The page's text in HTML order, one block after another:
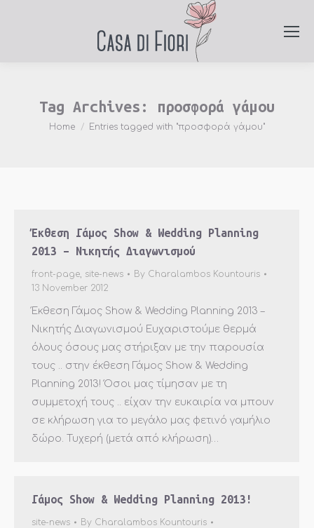
Tag Archives: προσφορά γάμου
You are here:
Home Entries tagged with "προσφορά γάμου"
Έκθεση Γάμος Show & Wedding Planning
2013 – Νικητής Διαγωνισμού
front-page, site-news By Charalambos Kountouris
13 November 2012
Έκθεση Γάμος Show & Wedding Planning 2013 –
Νικητής Διαγωνισμού Ευχαριστούμε θερμά
όλους όσους μας στήριξαν με την παρουσία
τους .. στην έκθεση Γάμος Show & Wedding
Planning 2013! Όσοι μας τίμησαν με τη
συμμετοχή τους .. είχαν την ευκαιρία να μπουν
σε κλήρωση για το μεγάλο μας φετινό γαμήλιο
δώρο. Τυχερή (μετά από κλήρωση)…
Γάμος Show & Wedding Planning 2013!
site-news By Charalambos Kountouris